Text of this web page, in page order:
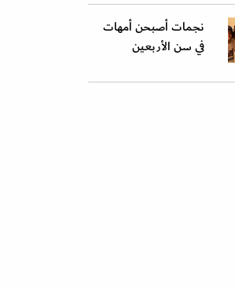
نجمات أصبحن أمهات
في سن الأربعين